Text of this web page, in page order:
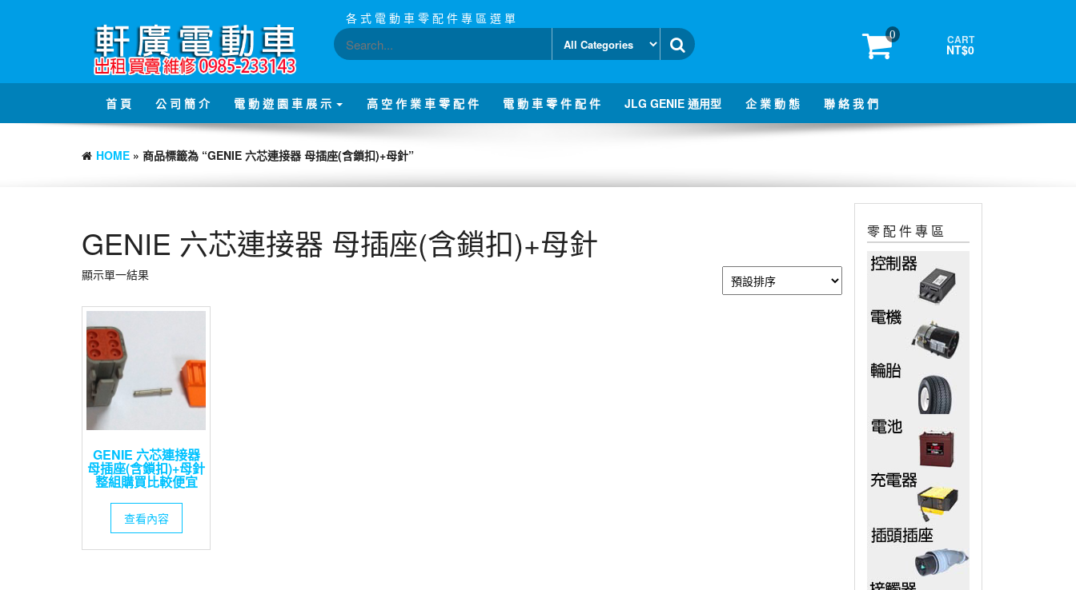
各 式 電 動 車 零 配 件 專 區 選 單
0 CART
NT$0
首 頁 公 司 簡 介 電 動 遊 園 車 展 示 高 空 作 業 車 零 配 件 電 動 車 零 件 配 件 JLG GENIE 通用型 企 業 動 態 聯 絡 我 們
HOME » 商品標籤為 “GENIE 六芯連接器 母插座(含鎖扣)+母針”
GENIE 六芯連接器 母插座(含鎖扣)+母針
顯示單一結果
GENIE 六芯連接器
母插座(含鎖扣)+母針
整組購買比較便宜
查看內容
零 配 件 專 區